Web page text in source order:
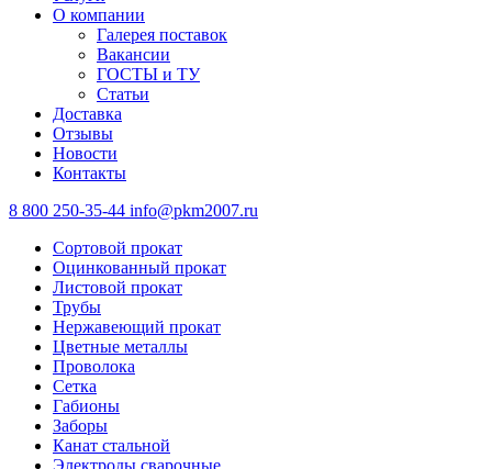
О компании
Галерея поставок
Вакансии
ГОСТЫ и ТУ
Статьи
Доставка
Отзывы
Новости
Контакты
8 800 250-35-44 info@pkm2007.ru
Сортовой прокат
Оцинкованный прокат
Листовой прокат
Трубы
Нержавеющий прокат
Цветные металлы
Проволока
Сетка
Габионы
Заборы
Канат стальной